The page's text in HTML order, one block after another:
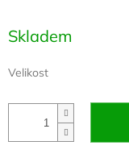
Měrná
cena:
Skladem
Velikost